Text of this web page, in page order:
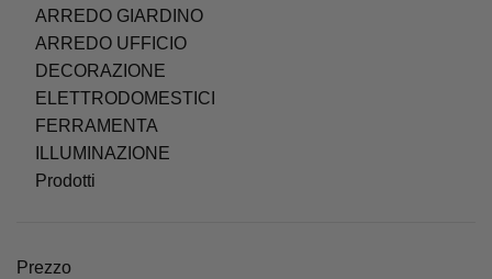
ARREDO GIARDINO
ARREDO UFFICIO
DECORAZIONE
ELETTRODOMESTICI
FERRAMENTA
ILLUMINAZIONE
Prodotti
Prezzo